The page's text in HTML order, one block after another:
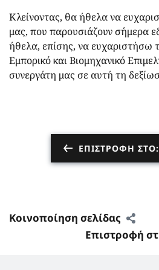
Κλείνοντας, θα ήθελα να
μας, που παρουσιάζουν σήμερα
ήθελα, επίσης, να ευχαριστήσω
Εμπορικό και Βιομηχανικό
συνεργάτη μας σε αυτή τη
ΕΠΙΣΤΡΟΦΉ
Κοινοποίηση σελίδας
Επιστροφή